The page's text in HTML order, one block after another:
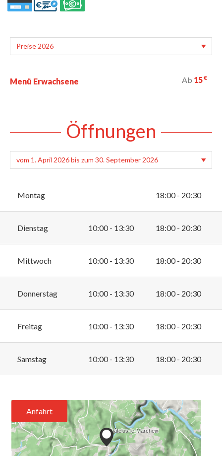
Menü Erwachsene Ab 15€
Öffnungen
Montag 18:00 - 20:30
Dienstag 10:00 - 13:30 18:00 - 20:30
Mittwoch 10:00 - 13:30 18:00 - 20:30
Donnerstag 10:00 - 13:30 18:00 - 20:30
Freitag 10:00 - 13:30 18:00 - 20:30
Samstag 10:00 - 13:30 18:00 - 20:30
Anfahrt